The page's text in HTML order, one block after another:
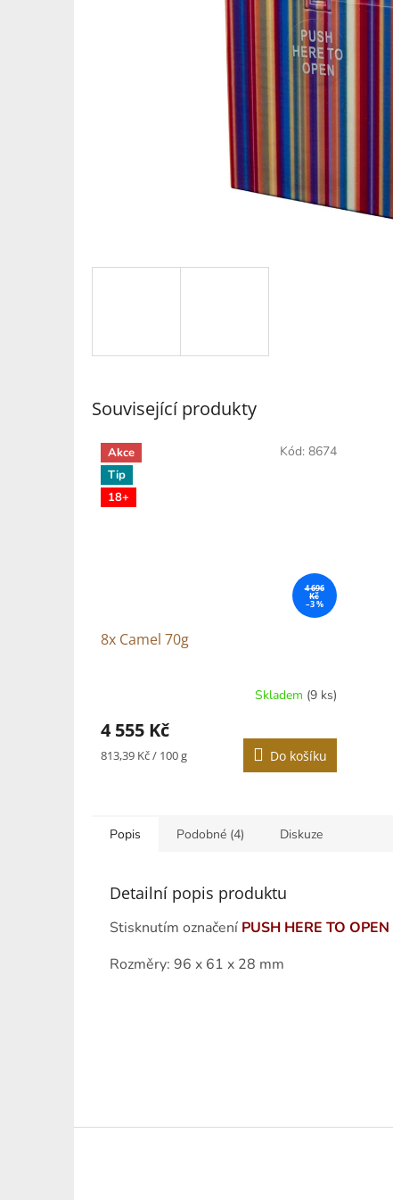
Související produkty
Akce
Tip
18+
4 696
Kč
–3 %
8x Camel 70g
Skladem (9 ks)
4 555 Kč
Měrná
813,39 Kč / 100 g Do košíku
Kód: 8674
Popis Podobné (4) Diskuze
Detailní popis produktu
Stisknutím označení PUSH HERE TO OPEN
Rozměry: 96 x 61 x 28 mm